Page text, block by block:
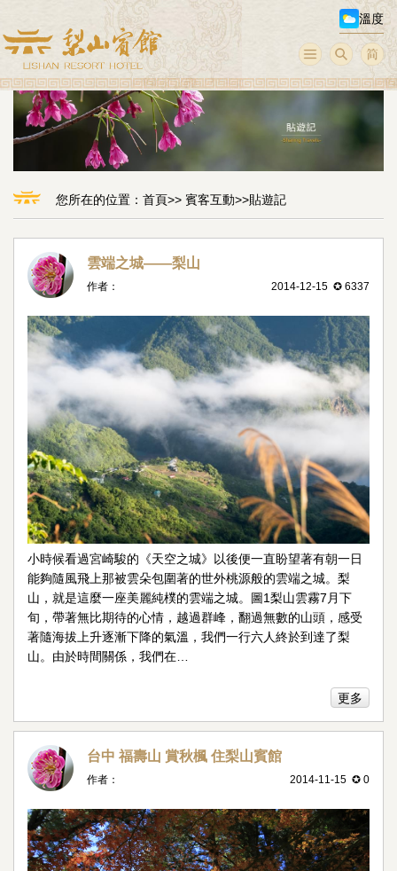
溫度
您所在的位置： 首頁>> 賓客互動>>貼遊記
雲端之城——梨山
2014-12-15 ✪ 6337
作者：
小時候看過宮崎駿的《天空之城》以後便一直盼望著有朝一日
能夠隨風飛上那被雲朵包圍著的世外桃源般的雲端之城。梨
山，就是這麼一座美麗純樸的雲端之城。圖1梨山雲霧7月下
旬，帶著無比期待的心情，越過群峰，翻過無數的山頭，感受
著隨海拔上升逐漸下降的氣溫，我們一行六人終於到達了梨
山。由於時間關係，我們在…
更多
台中 福壽山 賞秋楓 住梨山賓館
2014-11-15 ✪ 0
作者：